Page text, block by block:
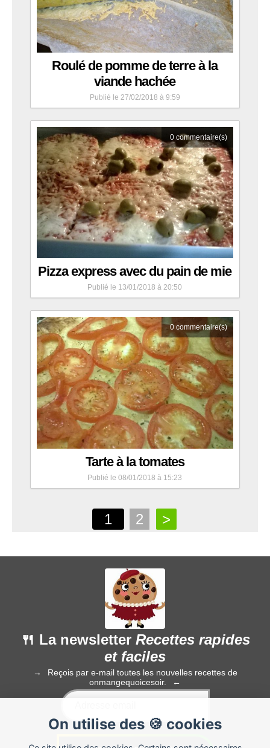
Roulé de pomme de terre à la
viande hachée
Publié le 27/02/2018 à 9:59
0 commentaire(s)
Pizza express avec du pain de mie
Publié le 13/01/2018 à 20:50
0 commentaire(s)
Tarte à la tomates
Publié le 08/01/2018 à 15:23
1 2 >
On utilise des 🍪 cookies
🍴 La newsletter Recettes rapides
et faciles
Reçois par e-mail toutes les nouvelles recettes de
onmangequoicesoir.